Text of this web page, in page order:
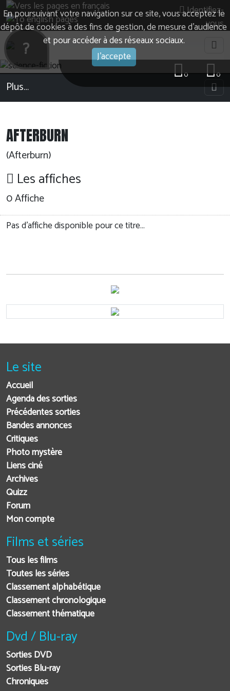
En poursuivant votre navigation sur ce site, vous acceptez le
dépôt de cookies à des fins de gestion, de mesure d’audience
et pour accéder à des réseaux sociaux.
J'accepte
Identifiez-
vous
0
0
?
Plus…
AFTERBURN
(Afterburn)
Les affiches
0 Affiche
Pas d'affiche disponible pour ce titre…
Le site
Accueil
Agenda des sorties
Précédentes sorties
Bandes annonces
Critiques
Photo mystère
Liens ciné
Archives
Quizz
Forum
Mon compte
Films et séries
Tous les films
Toutes les séries
Classement alphabétique
Classement chronologique
Classement thématique
Dvd / Blu-ray
Sorties DVD
Sorties Blu-ray
Chroniques